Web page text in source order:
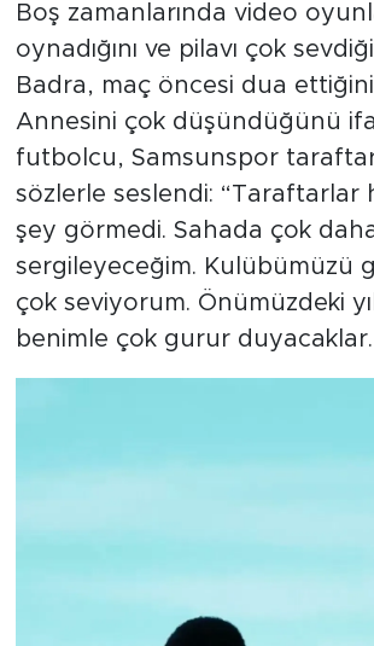
Boş zamanlarında video
oynadığını ve pilavı çok
Badra, maç öncesi dua
Annesini çok düşündüğünü
futbolcu, Samsunspor
sözlerle seslendi: “Taraftarlar
şey görmedi. Sahada çok daha
sergileyeceğim. Kulübümüzü
çok seviyorum. Önümüzdeki
benimle çok gurur